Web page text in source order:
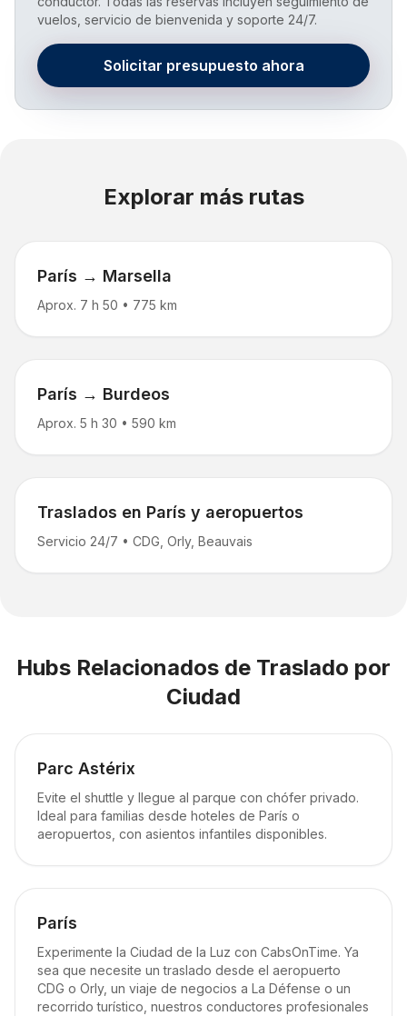
vuelos, servicio de bienvenida y soporte 24/7.
Solicitar presupuesto ahora
Explorar más rutas
París → Marsella
Aprox. 7 h 50 • 775 km
París → Burdeos
Aprox. 5 h 30 • 590 km
Traslados en París y aeropuertos
Servicio 24/7 • CDG, Orly, Beauvais
Hubs Relacionados de Traslado por
Ciudad
Parc Astérix
Evite el shuttle y llegue al parque con chófer privado.
Ideal para familias desde hoteles de París o
aeropuertos, con asientos infantiles disponibles.
París
Experimente la Ciudad de la Luz con CabsOnTime. Ya
sea que necesite un traslado desde el aeropuerto
CDG o Orly, un viaje de negocios a La Défense o un
recorrido turístico, nuestros conductores profesionales